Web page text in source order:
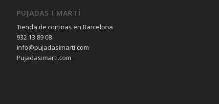
PUJADAS I MARTÍ
Tienda de cortinas en Barcelona
932 13 89 08
info@pujadasimarti.com
Pujadasimarti.com